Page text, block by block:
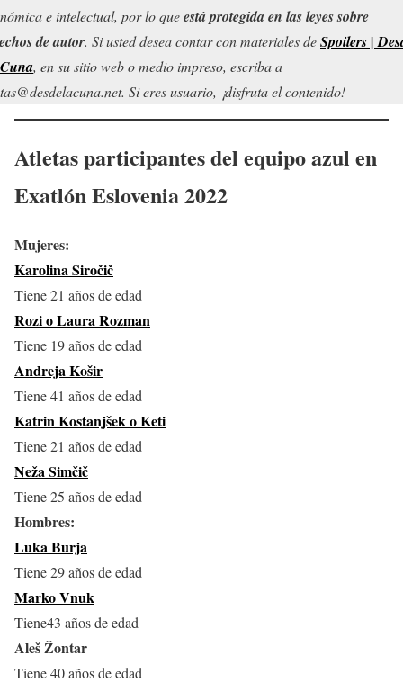
e intelectual, por lo queestá protegida en las leyes sobre
de autor. Si usted desea contar con materiales deSpoilers |
, en su sitio web o medio impreso, escriba a
Si eres usuario, ¡disfruta el contenido!
Atletas participantes del equipo azul en
Exatlón Eslovenia 2022
Mujeres:
Karolina Siročič
Tiene 21 años de edad
Rozi o Laura Rozman
Tiene 19 años de edad
Andreja Košir
Tiene 41 años de edad
Katrin Kostanjšek o Keti
Tiene 21 años de edad
Neža Simčič
Tiene 25 años de edad
Hombres:
Luka Burja
Tiene 29 años de edad
Marko Vnuk
Tiene43 años de edad
Aleš Žontar
Tiene 40 años de edad